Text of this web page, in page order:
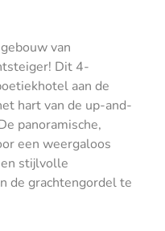
van
Dit 4-
aan de
hart van de up-and-
panoramische,
een weergaloos
stijlvolle
de grachtengordel te